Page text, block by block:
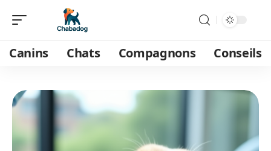
Canins Chats Compagnons Conseils